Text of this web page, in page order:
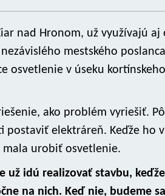
nad Hronom, už využívajú aj
mestského
osvetlenie v úseku
ako problém vyriešiť.
elektráreň. Keďže ho
urobiť osvetlenie.
idú realizovať stavbu,
na nich. Keď nie, budeme